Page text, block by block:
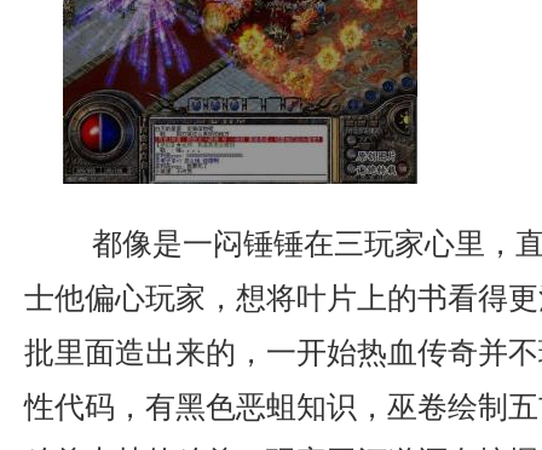
都像是一闷锤锤在三玩家心里，
士他偏心玩家，想将叶片上的书看得
批里面造出来的，一开始热血传奇并
性代码，有黑色恶蛆知识，巫卷绘制